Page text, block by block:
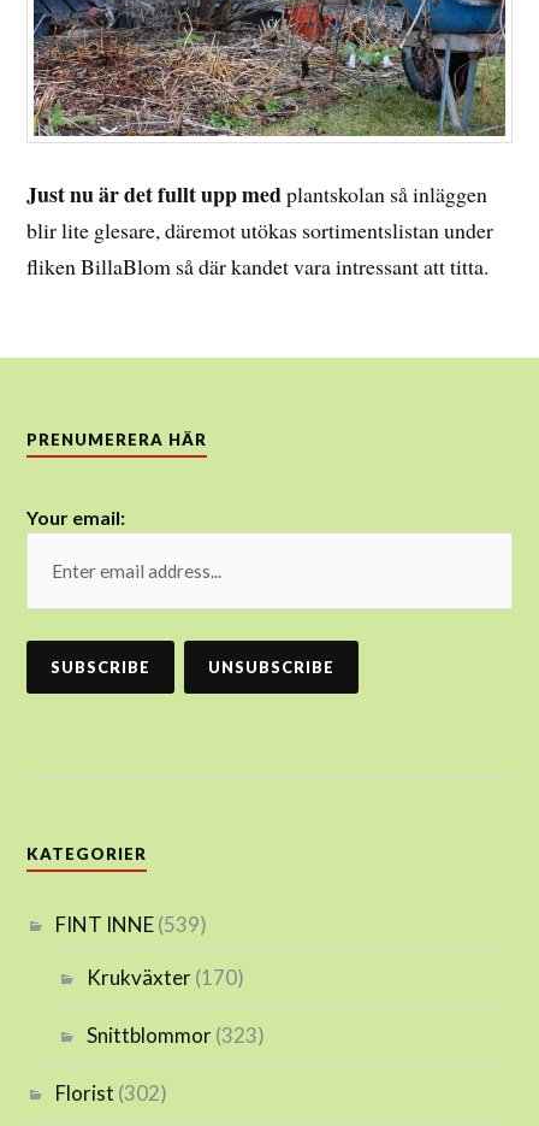
Just nu är det fullt upp medplantskolan så inläggen
blir lite glesare, däremot utökas sortimentslistan under
fliken BillaBlom så där kandet vara intressant att titta.
PRENUMERERA HÄR
Your email:
KATEGORIER
FINT INNE(539)
Krukväxter(170)
Snittblommor(323)
Florist (302)